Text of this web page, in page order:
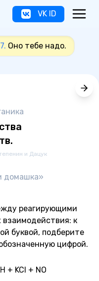
VK ID
Оно тебе надо.
и Дацук
домашка»
реагирующими
к
буквой, подберите
цифрой.
+ KCl + NO